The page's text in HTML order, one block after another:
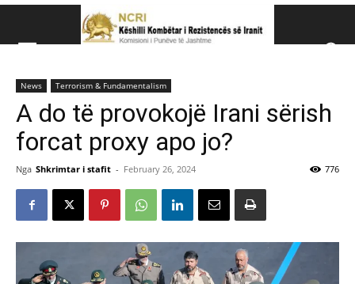
Këshillit Kombëtar të Rezistencës së Iranit (NCRI)
News Terrorism & Fundamentalism
A do të provokojë Irani sërish
forcat proxy apo jo?
Nga Shkrimtar i stafit - February 26, 2024 776